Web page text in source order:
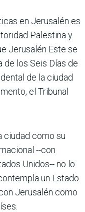
en Jerusalén es
Palestina y
Jerusalén Este se
de los Seis Días de
de la ciudad
el Tribunal
ciudad como su
--con
Unidos-- no lo
un Estado
Jerusalén como